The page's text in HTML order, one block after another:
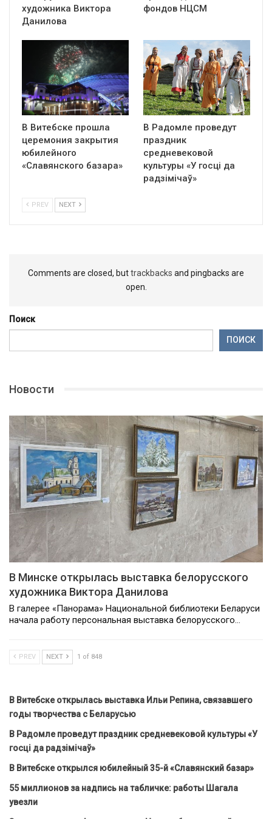
художника Виктора
Данилова
фондов НЦСМ
В Витебске прошла
церемония закрытия
юбилейного
«Славянского базара»
В Радомле проведут
праздник
средневековой
культуры «У госці да
радзімічаў»
PREV NEXT
Comments are closed, buttrackbacks and pingbacks are
open.
Поиск
ПОИСК
Новости
В Минске открылась выставка белорусского
художника Виктора Данилова
В галерее «Панорама» Национальной библиотеки Беларуси
начала работу персональная выставка белорусского…
PREV NEXT 1 of 848
В Витебске открылась выставка Ильи Репина, связавшего
годы творчества с Беларусью
В Радомле проведут праздник средневековой культуры «У
госці да радзімічаў»
В Витебске открылся юбилейный 35-й «Славянский базар»
55 миллионов за надпись на табличке: работы Шагала
увезли